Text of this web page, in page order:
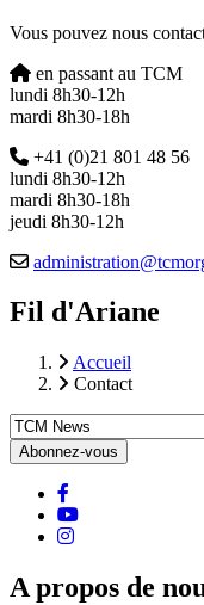
Vous pouvez nous
Domicile
en passant au TCM
lundi 8h30-12h
mardi 8h30-18h
Téléphone
+41 (0)21 801 48 56
lundi 8h30-12h
mardi 8h30-18h
jeudi 8h30-12h
Email
Fil d'Ariane
Accueil
Contact
Youtube
instagram
A propos de